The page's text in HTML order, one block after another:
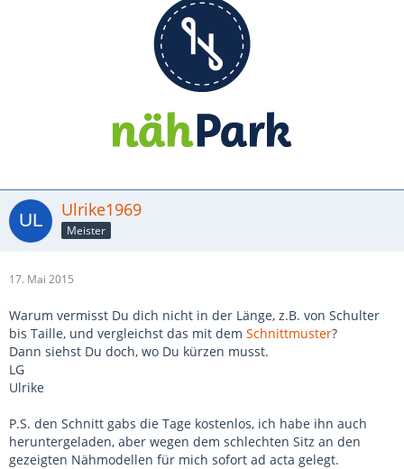
Ulrike1969
Meister
17. Mai 2015
Warum vermisst Du dich nicht in der Länge, z.B. von Schulter
bis Taille, und vergleichst das mit dem Schnittmuster?
Dann siehst Du doch, wo Du kürzen musst.
LG
Ulrike
P.S. den Schnitt gabs die Tage kostenlos, ich habe ihn auch
heruntergeladen, aber wegen dem schlechten Sitz an den
gezeigten Nähmodellen für mich sofort ad acta gelegt.